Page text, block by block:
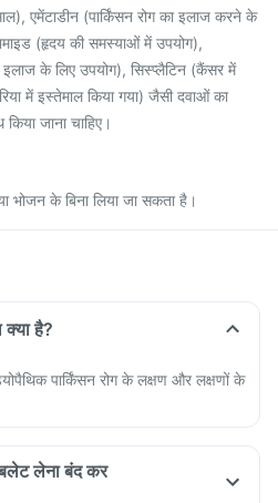
एमेंटाडीन (पार्किंसन रोग का इलाज करने के
(हृदय की समस्याओं में उपयोग),
के लिए उपयोग), सिस्प्लैटिन (कैंसर में
में इस्तेमाल किया गया) जैसी दवाओं का
जाना चाहिए।
भोजन के बिना लिया जा सकता है।
है?
पार्किंसन रोग के लक्षण और लक्षणों के
लेना बंद कर